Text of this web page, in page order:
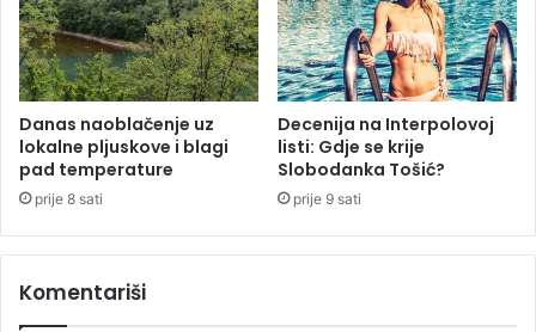
a
O
l
i
m
p
i
j
m
i
Danas naoblačenje uz
lokalne pljuskove i blagi
pad temperature
prije 8 sati
Decenija na Interpolovoj
listi: Gdje se krije
Slobodanka Tošić?
prije 9 sati
Komentariši